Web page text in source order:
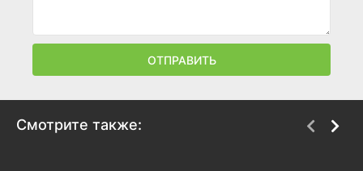
ОТПРАВИТЬ
Смотрите также: